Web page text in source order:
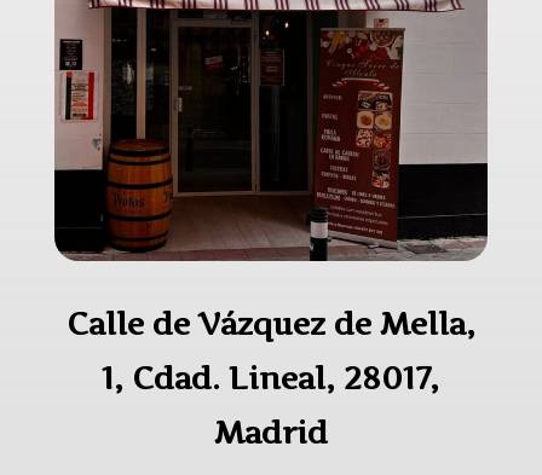
Calle de Vázquez de Mella,
1, Cdad. Lineal, 28017,
Madrid